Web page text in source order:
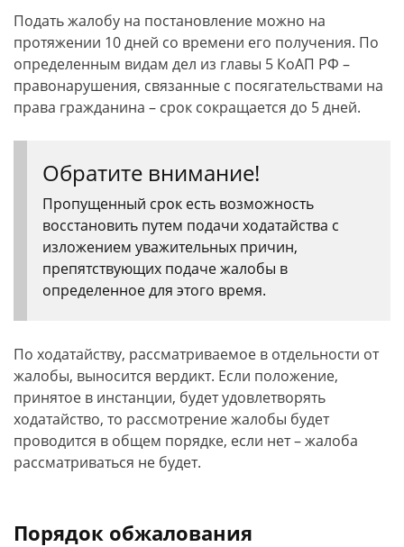
Подать жалобу на постановление можно на
протяжении 10 дней со времени его получения. По
определенным видам дел из главы 5 КоАП РФ –
правонарушения, связанные с посягательствами на
права гражданина – срок сокращается до 5 дней.
Обратите внимание!
Пропущенный срок есть возможность
восстановить путем подачи ходатайства с
изложением уважительных причин,
препятствующих подаче жалобы в
определенное для этого время.
По ходатайству, рассматриваемое в отдельности от
жалобы, выносится вердикт. Если положение,
принятое в инстанции, будет удовлетворять
ходатайство, то рассмотрение жалобы будет
проводится в общем порядке, если нет – жалоба
рассматриваться не будет.
Порядок обжалования